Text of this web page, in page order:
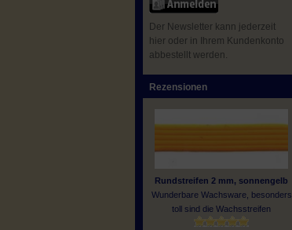
Der Newsletter kann jederzeit
hier oder in Ihrem Kundenkonto
abbestellt werden.
Rezensionen
Rundstreifen 2 mm, sonnengelb
Wunderbare Wachsware, besonders
toll sind die Wachsstreifen